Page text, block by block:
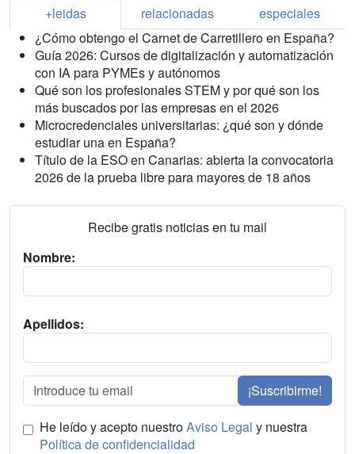
+leidas relacionadas
especiales
¿Cómo obtengo el Carnet de Carretillero en España?
Guía 2026: Cursos de digitalización y automatización
con IA para PYMEs y autónomos
Qué son los profesionales STEM y por qué son los
más buscados por las empresas en el 2026
Microcredenciales universitarias: ¿qué son y dónde
estudiar una en España?
Título de la ESO en Canarias: abierta la convocatoria
2026 de la prueba libre para mayores de 18 años
Recibe gratis noticias en tu mail
Nombre:
Apellidos:
¡Suscribirme!
He leído y acepto nuestroAviso Legal y nuestra
Política de confidencialidad